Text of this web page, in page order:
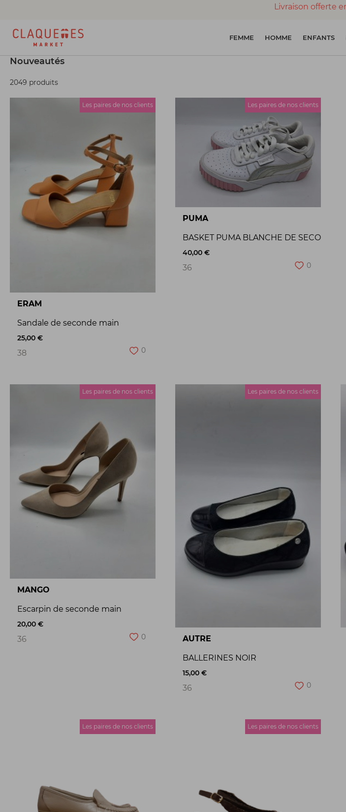
Livraison offerte
FEMME HOMME ENFANTS
Nouveautés
2049 produits
Les paires de nos clients
ERAM
Sandale de seconde main
25,00 €
38 0
Les paires de nos clients
PUMA
BASKET PUMA BLANCHE DE SECONDE
40,00 €
36 0
Les paires de nos clients
MANGO
Escarpin de seconde main
20,00 €
36 0
Les paires de nos clients
AUTRE
BALLERINES NOIR
15,00 €
36 0
Les paires de nos clients Les paires de nos clients